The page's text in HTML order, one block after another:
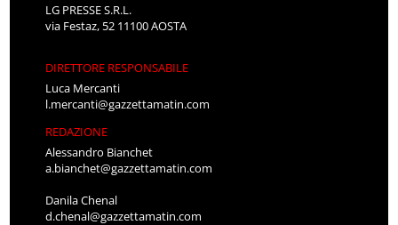
LG PRESSE S.R.L.
via Festaz, 52 11100 AOSTA
DIRETTORE RESPONSABILE
Luca Mercanti
l.mercanti@gazzettamatin.com
REDAZIONE
Alessandro Bianchet
a.bianchet@gazzettamatin.com
Danila Chenal
d.chenal@gazzettamatin.com